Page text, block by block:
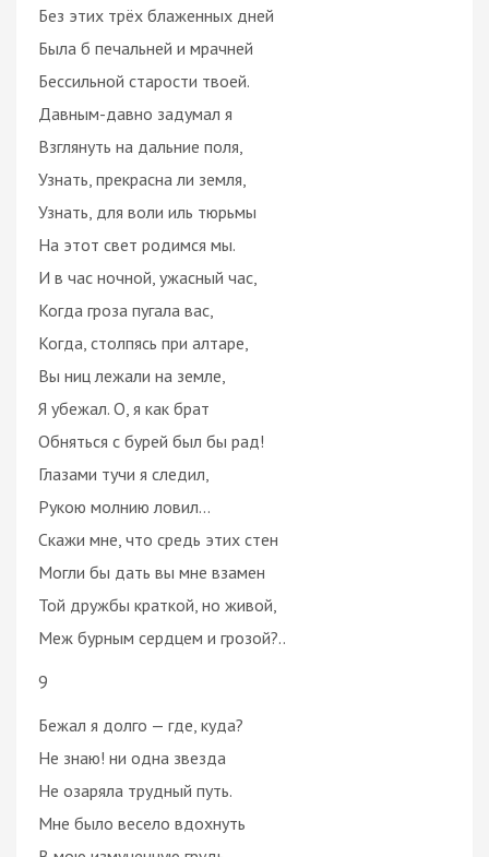
Без этих трёх блаженных дней
Была б печальней и мрачней
Бессильной старости твоей.
Давным-давно задумал я
Взглянуть на дальние поля,
Узнать, прекрасна ли земля,
Узнать, для воли иль тюрьмы
На этот свет родимся мы.
И в час ночной, ужасный час,
Когда гроза пугала вас,
Когда, столпясь при алтаре,
Вы ниц лежали на земле,
Я убежал. О, я как брат
Обняться с бурей был бы рад!
Глазами тучи я следил,
Рукою молнию ловил…
Скажи мне, что средь этих стен
Могли бы дать вы мне взамен
Той дружбы краткой, но живой,
Меж бурным сердцем и грозой?..
9
Бежал я долго — где, куда?
Не знаю! ни одна звезда
Не озаряла трудный путь.
Мне было весело вдохнуть